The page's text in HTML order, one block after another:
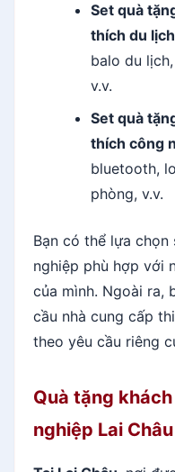
Set quà
thích du
balo du
v.v.
Set quà
thích công
bluetooth,
phòng, v.v.
Bạn có thể lựa
nghiệp phù hợp với
của mình. Ngoài ra,
cầu nhà cung cấp
theo yêu cầu riêng
Quà tặng
nghiệp Lai Châu